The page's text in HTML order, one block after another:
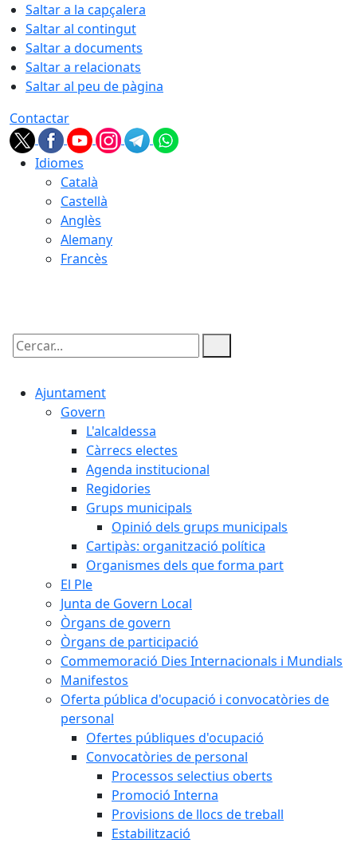
Saltar a la capçalera
Saltar al contingut
Saltar a documents
Saltar a relacionats
Saltar al peu de pàgina
Contactar
Idiomes
Català
Castellà
Anglès
Alemany
Francès
Cercar:
Ajuntament
Govern
L'alcaldessa
Càrrecs electes
Agenda institucional
Regidories
Grups municipals
Opinió dels grups municipals
Cartipàs: organització política
Organismes dels que forma part
El Ple
Junta de Govern Local
Òrgans de govern
Òrgans de participació
Commemoració Dies Internacionals i Mundials
Manifestos
Oferta pública d'ocupació i convocatòries de
personal
Ofertes públiques d'ocupació
Convocatòries de personal
Processos selectius oberts
Promoció Interna
Provisions de llocs de treball
Estabilització